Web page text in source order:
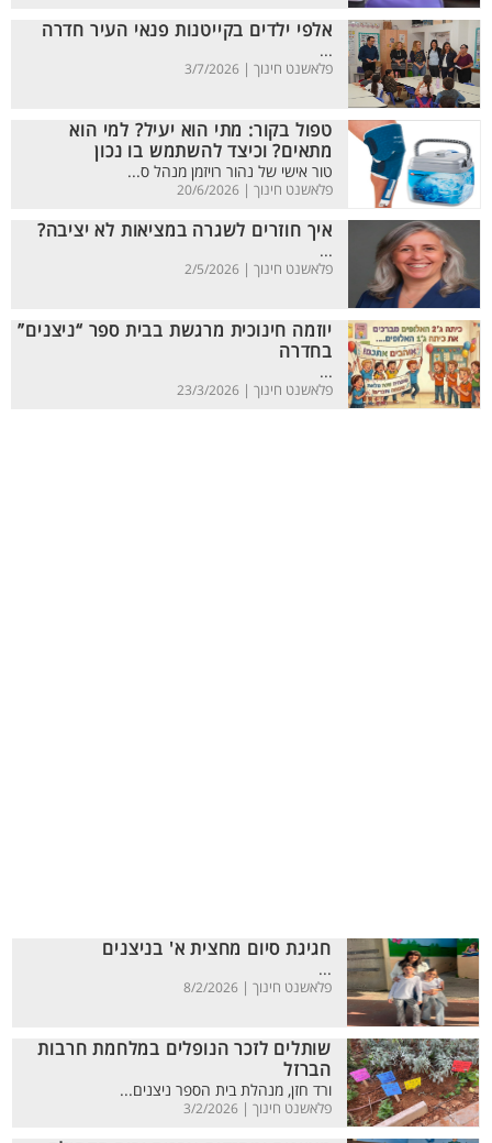
אלפי ילדים בקייטנות פנאי העיר חדרה
...
פלאשנט חינוך | 3/7/2026
טפול בקור: מתי הוא יעיל? למי הוא
מתאים? וכיצד להשתמש בו נכון
טור אישי של נהור רויזמן מנהל ס...
פלאשנט חינוך | 20/6/2026
איך חוזרים לשגרה במציאות לא יציבה?
...
פלאשנט חינוך | 2/5/2026
יוזמה חינוכית מרגשת בבית ספר “ניצנים”
בחדרה
...
פלאשנט חינוך | 23/3/2026
חגיגת סיום מחצית א' בניצנים
...
פלאשנט חינוך | 8/2/2026
שותלים לזכר הנופלים במלחמת חרבות
הברזל
ורד חזן, מנהלת בית הספר ניצנים...
פלאשנט חינוך | 3/2/2026